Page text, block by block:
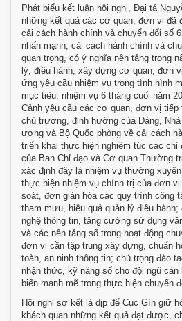
Phát biểu kết luận hội nghị, Đại tá
những kết quả các cơ quan, đơn vị đã
cải cách hành chính và chuyển đổi số
nhấn mạnh, cải cách hành chính và
quan trọng, có ý nghĩa nền tảng trong
lý, điều hành, xây dựng cơ quan, đơn
ứng yêu cầu nhiệm vụ trong tình hình
mục tiêu, nhiệm vụ 6 tháng cuối năm
Cảnh yêu cầu các cơ quan, đơn vị tiếp
chủ trương, định hướng của Đảng,
ương và Bộ Quốc phòng về cải cách
triển khai thực hiện nghiêm túc các
của Ban Chỉ đạo và Cơ quan Thường
xác định đây là nhiệm vụ thường
thực hiện nhiệm vụ chính trị của đơn
soát, đơn giản hóa các quy trình công
tham mưu, hiệu quả quản lý điều
nghệ thông tin, tăng cường sử dụng
và các nền tảng số trong hoạt động
đơn vị cần tập trung xây dựng, chuẩn
toàn, an ninh thông tin; chú trọng đào
nhận thức, kỹ năng số cho đội ngũ cán
biến mạnh mẽ trong thực hiện chuyển
Hội nghị sơ kết là dịp để Cục Gìn giữ
khách quan những kết quả đạt được,